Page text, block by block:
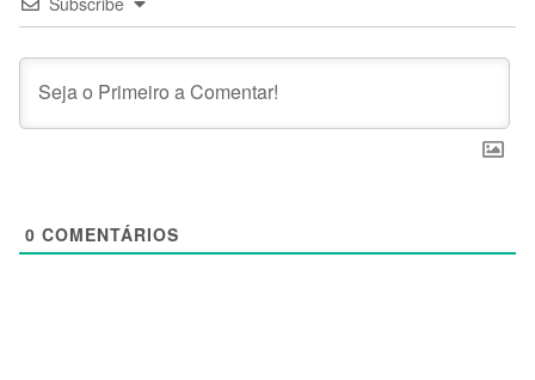
0 COMENTÁRIOS